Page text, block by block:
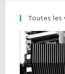
Toutes les